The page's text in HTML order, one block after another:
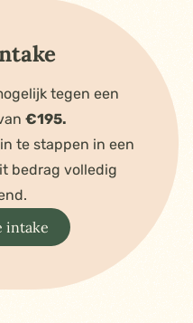
tegen een
€195.
te stappen in een
bedrag volledig
intake